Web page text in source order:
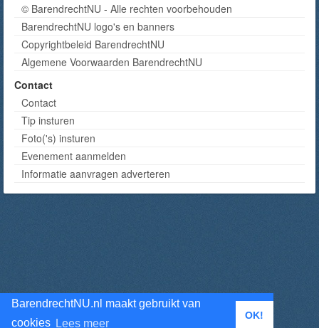
BarendrechtNU.nl maakt gebruikt van
cookies Lees meer
OK!
© BarendrechtNU - Alle rechten voorbehouden
BarendrechtNU logo's en banners
Copyrightbeleid BarendrechtNU
Algemene Voorwaarden BarendrechtNU
Contact
Contact
Tip insturen
Foto('s) insturen
Evenement aanmelden
Informatie aanvragen adverteren